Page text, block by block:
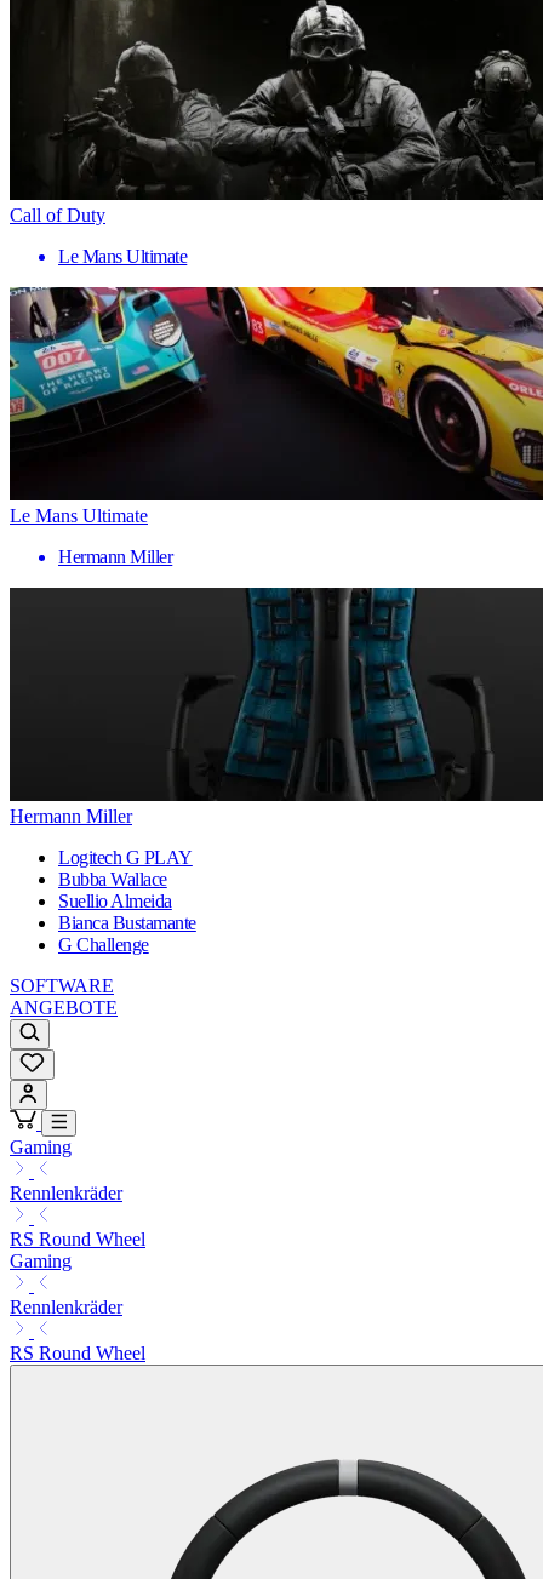
Call of Duty
Le Mans Ultimate
Le Mans Ultimate
Hermann Miller
Hermann Miller
Logitech G PLAY
Bubba Wallace
Suellio Almeida
Bianca Bustamante
G Challenge
SOFTWARE
ANGEBOTE
Gaming
Rennlenkräder
RS Round Wheel
Gaming
Rennlenkräder
RS Round Wheel